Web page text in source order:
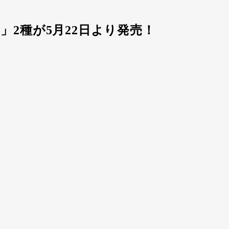
2種が5月22日より発売！